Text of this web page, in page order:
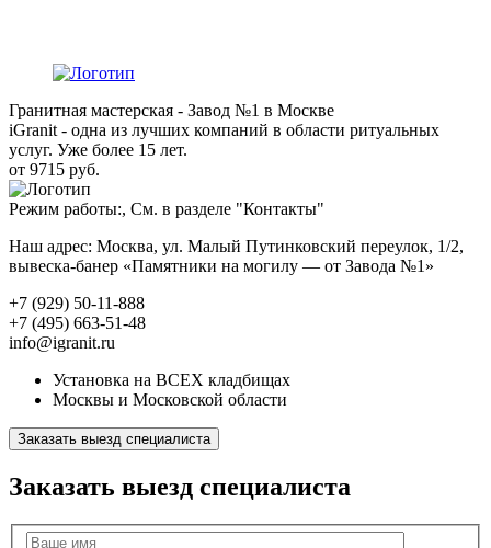
Гранитная мастерская - Завод №1 в Москве
iGranit - одна из лучших компаний в области ритуальных
услуг. Уже более 15 лет.
от 9715 руб.
Режим работы:, См. в разделе "Контакты"
Наш адрес: Москва, ул. Малый Путинковский переулок, 1/2,
вывеска-банер «Памятники на могилу — от Завода №1»
+7 (929) 50-11-888
+7 (495) 663-51-48
info@igranit.ru
Установка на ВСЕХ кладбищах
Москвы и Московской области
Заказать выезд специалиста
Заказать выезд специалиста